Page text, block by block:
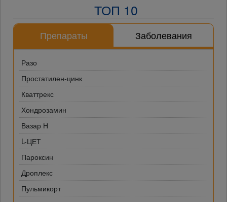
ТОП 10
Препараты Заболевания
Разо
Простатилен-цинк
Кваттрекс
Хондрозамин
Вазар Н
L-ЦЕТ
Пароксин
Дроплекс
Пульмикорт